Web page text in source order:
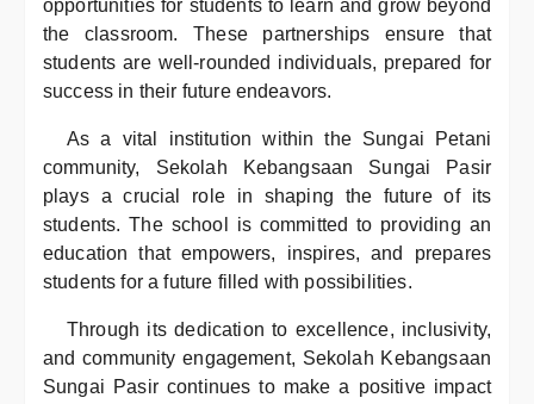
opportunities for students to learn and grow beyond
the classroom. These partnerships ensure that
students are well-rounded individuals, prepared for
success in their future endeavors.
As a vital institution within the Sungai Petani
community, Sekolah Kebangsaan Sungai Pasir
plays a crucial role in shaping the future of its
students. The school is committed to providing an
education that empowers, inspires, and prepares
students for a future filled with possibilities.
Through its dedication to excellence, inclusivity,
and community engagement, Sekolah Kebangsaan
Sungai Pasir continues to make a positive impact